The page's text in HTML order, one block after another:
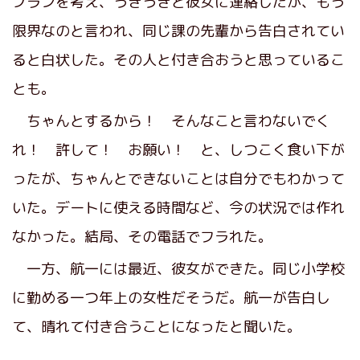
限界なのと言われ、同じ課の先輩から告白されてい
ると白状した。その人と付き合おうと思っているこ
とも。
ちゃんとするから！ そんなこと言わないでく
れ！ 許して！ お願い！ と、しつこく食い下が
ったが、ちゃんとできないことは自分でもわかって
いた。デートに使える時間など、今の状況では作れ
なかった。結局、その電話でフラれた。
一方、航一には最近、彼女ができた。同じ小学校
に勤める一つ年上の女性だそうだ。航一が告白し
て、晴れて付き合うことになったと聞いた。